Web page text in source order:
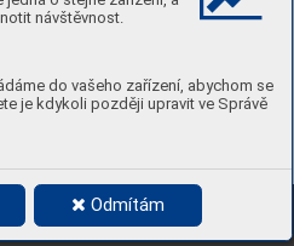
návštěvnost.
do vašeho zařízení, abychom se
je kdykoli později upravit ve Správě
Odmítám